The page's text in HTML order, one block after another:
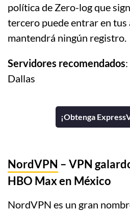
política de Zero-log que
tercero puede entrar en tus
mantendrá ningún registro.
Servidores recomendados
Dallas
¡Obtenga
NordVPN – VPN
HBO Max en México
NordVPN es un gran